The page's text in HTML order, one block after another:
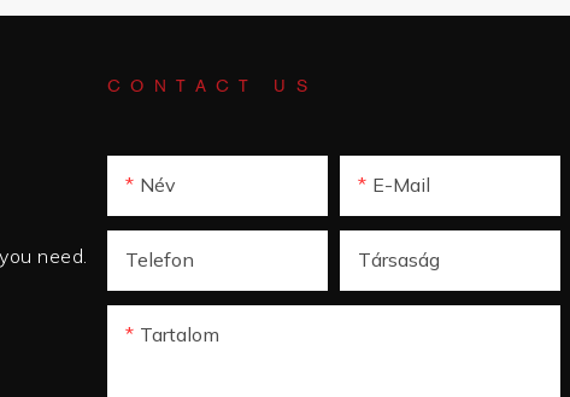
need.
CONTACT US
Név E-Mail
Telefon Társaság
Tartalom